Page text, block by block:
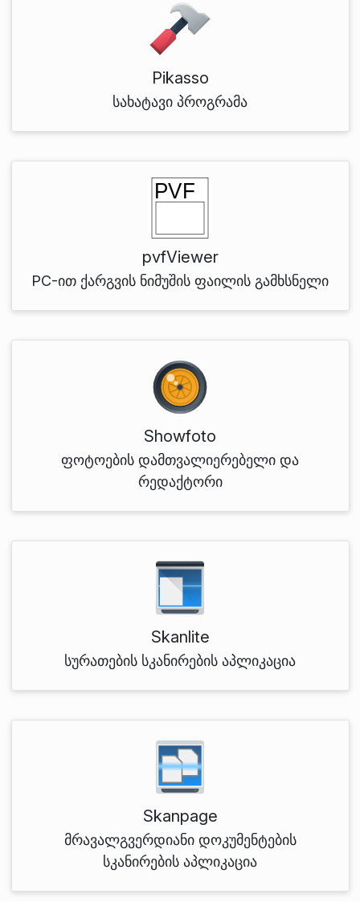
Pikasso
სახატავი პროგრამა
pvfViewer
PC-ით ქარგვის ნიმუშის ფაილის გამხსნელი
Showfoto
ფოტოების დამთვალიერებელი და
რედაქტორი
Skanlite
სურათების სკანირების აპლიკაცია
Skanpage
მრავალგვერდიანი დოკუმენტების
სკანირების აპლიკაცია